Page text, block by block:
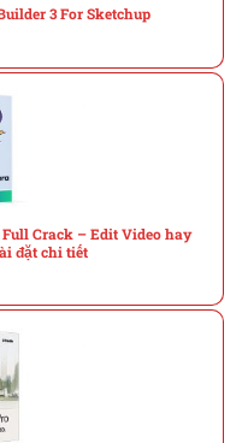
3 For Sketchup
Crack – Edit Video hay
đặt chi tiết